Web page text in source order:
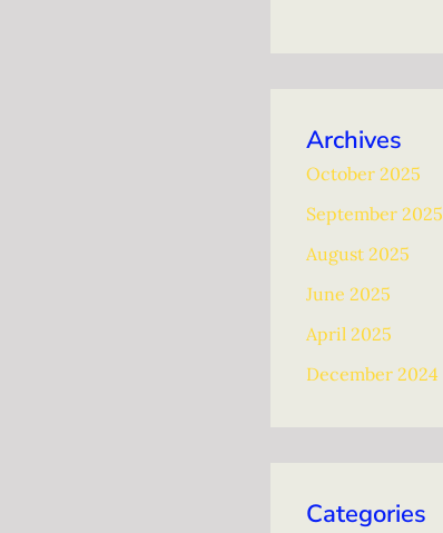
Archives
October 2025
September 2025
August 2025
June 2025
April 2025
December 2024
Categories